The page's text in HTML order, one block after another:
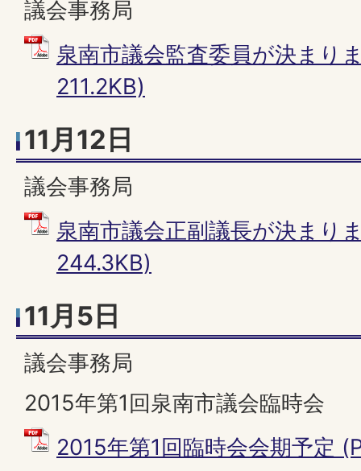
議会事務局
泉南市議会監査委員が決まり
211.2KB)
11月12日
議会事務局
泉南市議会正副議長が決まり
244.3KB)
11月5日
議会事務局
2015年第1回泉南市議会臨時会
2015年第1回臨時会会期予定